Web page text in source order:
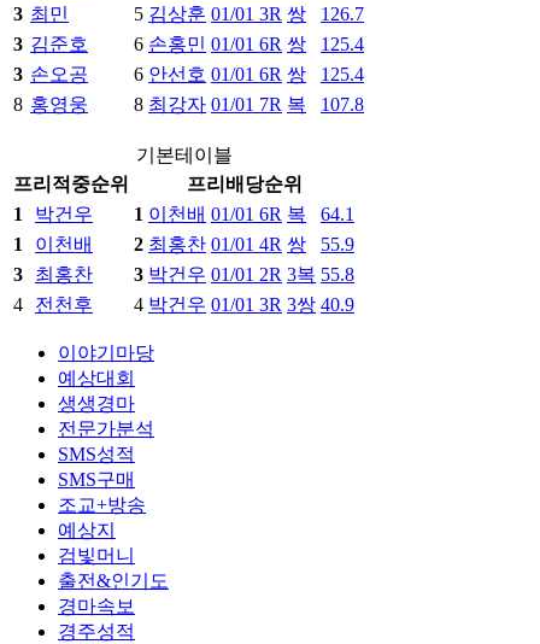
3 최민 5 김상훈 01/01 3R 쌍
126.7
3 김준호 6 손홍민 01/01 6R 쌍
125.4
3 손오공 6 안선호 01/01 6R 쌍
125.4
8 홍영웅 8 최강자 01/01 7R 복 107.8
기본테이블
프리 적중순위 프리 배당순위
1
박건우 1 이천배 01/01 6R 복
64.1
1
이천배 2 최홍찬 01/01 4R 쌍
55.9
3
최홍찬 3 박건우 01/01 2R 3복 55.8
4
전천후 4 박건우 01/01 3R 3쌍 40.9
이야기마당
예상대회
생생경마
전문가분석
SMS성적
SMS구매
조교+방송
예상지
검빛머니
출전&인기도
경마속보
경주성적